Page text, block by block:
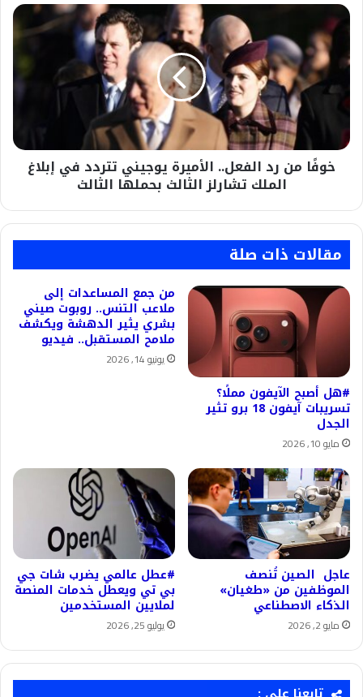
خوفًا
من
الفعل..
الأميرة
يوجيني
في
إبلاغ
الملك
بحملها
خوفًا من رد الفعل.. الأميرة يوجيني تتردد في إبلاغ
الملك تشارلز الثالث بحملها الثالث
مقالات ذات صلة
#هل أصبح الآيفون مملًا؟
تسريبات آيفون 18 برو تثير
الجدل
مايو 10, 2026
من جمع المساعدات إلى
ملاعب التنس.. روبوت صيني
بشري يثير الدهشة ويكشف
ملامح المستقبل.. فيديو
يونيو 14, 2026
عاجل الصين تُنصف
الموظفين من «طغيان»
الذكاء الاصطناعي
مايو 2, 2026
#عطل عالمي يضرب شات جي
بي تي ويعطل خدمات المنصة
لملايين المستخدمين
يوليو 25, 2026